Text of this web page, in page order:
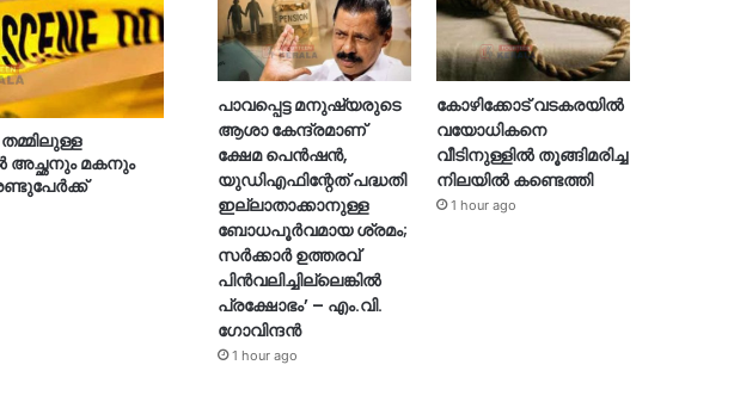
മകനും
പാവപ്പെട്ട മനുഷ്യരുടെ
ആശാ കേന്ദ്രമാണ്
ക്ഷേമ പെൻഷൻ,
യുഡിഎഫിന്റേത് പദ്ധതി
ഇല്ലാതാക്കാനുള്ള
ബോധപൂർവമായ ശ്രമം;
സർക്കാർ ഉത്തരവ്
പിൻവലിച്ചില്ലെങ്കിൽ
പ്രക്ഷോഭം’ – എം.വി.
ഗോവിന്ദൻ
1 hour ago
കോഴിക്കോട് വടകരയിൽ
വയോധികനെ
വീടിനുള്ളിൽ തൂങ്ങിമരിച്ച
നിലയിൽ കണ്ടെത്തി
1 hour ago